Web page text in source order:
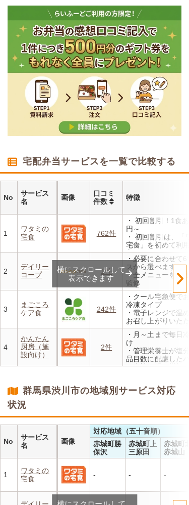
宅配弁当サービスを一覧で比較する
No
サービス
名
画像
口コミ
件数
特徴
1
ワタミの
宅食
762件
・ 初回割引！1食
円～
・ 初回割引は、「
宅食」を初めて利用
方、または6か月以
お休みされている
なります。※「好い
ず」「好い日の御
外
・香り、風味、食
るよう冷蔵でお届け
・日替わりの献立
らご利用可能
2
デイリー
コープ
1件
・必要に合わせて6
スから選べます。
・全メニューを管
監修
・週3回からお届け
配サービス
・ご不在でも安心
冷箱でお届けします
3
まごころ
ケア食
242件
・クール宅急便で
冷凍タイプ
・電子レンジで温
お召し上がりいただ
・メニューの組み
理栄養士にお任せ
・定期は通常価格
んと20％OFF！
4
かんたん
厨房（施
設向け）
2件
・月～土まで毎日
け
・管理栄養士が塩
品目数に配慮した
・自社工場で厳格
減を実現！温める
横にスクロールして
表示できます
群馬県渋川市の地域別サービス対応
状況
No
サービス
名
画像
対応地域（五十音順）
赤城町勝
保沢
赤城町上
三原田
赤城町北
赤城山
1
ワタミの
宅食
- - -